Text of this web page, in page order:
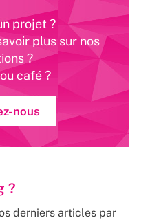
projet ?
plus sur nos
?
café ?
nous
?
derniers articles par